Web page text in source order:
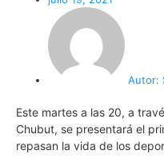
Autor:
Este martes a las 20, a
Chubut, se presentará el
repasan la vida de los